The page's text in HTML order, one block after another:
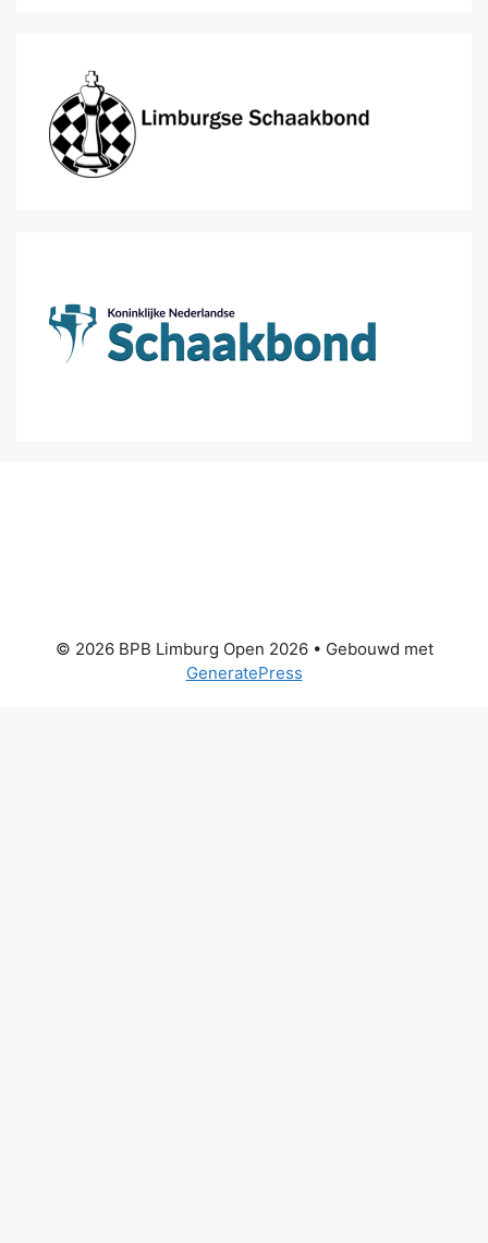
© 2026 BPB Limburg Open 2026• Gebouwd met
GeneratePress